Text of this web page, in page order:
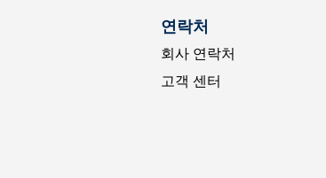
연락처
회사 연락처
고객 센터